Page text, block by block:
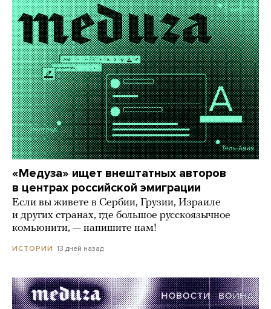
«Медуза» ищет внештатных авторов
в центрах российской эмиграции
Если вы живете в Сербии, Грузии, Израиле
и других странах, где большое русскоязычное
комьюнити, — напишите нам!
ИСТОРИИ 13 дней назад